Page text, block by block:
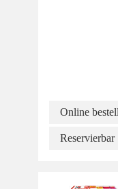
Online
Reservierbar